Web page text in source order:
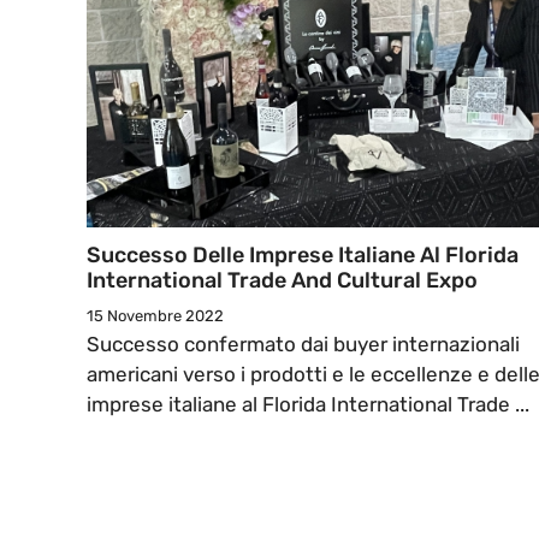
Successo Delle Imprese Italiane Al Florida
International Trade And Cultural Expo
15 Novembre 2022
Successo confermato dai buyer internazionali
americani verso i prodotti e le eccellenze e delle
imprese italiane al Florida International Trade ...